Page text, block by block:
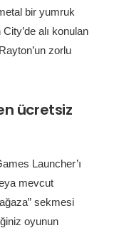
bir yumruk
alı konulan
zorlu
ücretsiz
Launcher’ı
mevcut
sekmesi
oyunun